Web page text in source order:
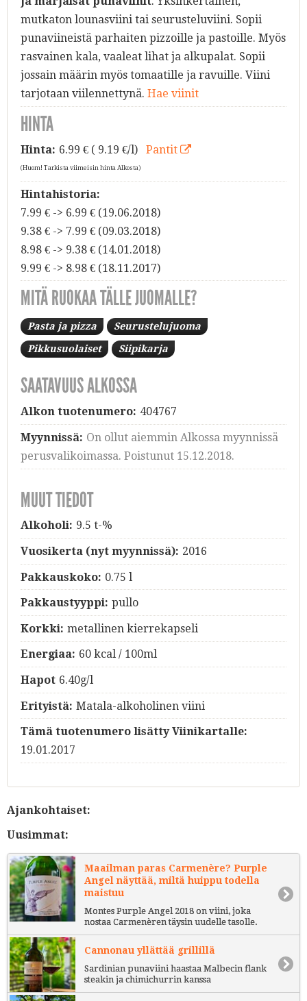
mutkaton lounasviini tai seurusteluviini. Sopii
punaviineistä parhaiten pizzoille ja pastoille. Myös
rasvainen kala, vaaleat lihat ja alkupalat. Sopii
jossain määrin myös tomaatille ja ravuille. Viini
tarjotaan viilennettynä. Hae viinit
HINTA
Hinta: 6.99 € ( 9.19 €/l) Pantit
(Huom! Tarkista viimeisin hinta Alkosta)
Hintahistoria:
7.99 € -> 6.99 € (19.06.2018)
9.38 € -> 7.99 € (09.03.2018)
8.98 € -> 9.38 € (14.01.2018)
9.99 € -> 8.98 € (18.11.2017)
MITÄ RUOKAA TÄLLE JUOMALLE?
Pasta ja pizza Seurustelujuoma
Pikkusuolaiset Siipikarja
SAATAVUUS ALKOSSA
Alkon tuotenumero: 404767
Myynnissä: On ollut aiemmin Alkossa myynnissä
perusvalikoimassa. Poistunut 15.12.2018.
MUUT TIEDOT
Alkoholi: 9.5 t-%
Vuosikerta (nyt myynnissä): 2016
Pakkauskoko: 0.75 l
Pakkaustyyppi: pullo
Korkki: metallinen kierrekapseli
Energiaa: 60 kcal / 100ml
Hapot 6.40g/l
Erityistä: Matala-alkoholinen viini
Tämä tuotenumero lisätty Viinikartalle:
19.01.2017
Ajankohtaiset:
Uusimmat:
Maailman paras Carmenère? Purple
Angel näyttää, miltä huippu todella
maistuu
Montes Purple Angel 2018 on viini, joka
nostaa Carmenèren täysin uudelle tasolle.
Cannonau yllättää grillillä
Sardinian punaviini haastaa Malbecin flank
steakin ja chimichurrin kanssa